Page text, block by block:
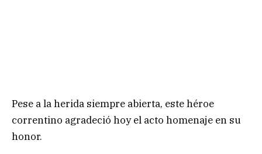
Pese a la herida siempre abierta, este héroe
correntino agradeció hoy el acto homenaje en su
honor.